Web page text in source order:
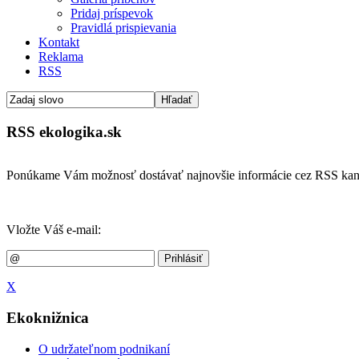
Pridaj príspevok
Pravidlá prispievania
Kontakt
Reklama
RSS
RSS ekologika.sk
Ponúkame Vám možnosť dostávať najnovšie informácie cez RSS
Vložte Váš e-mail:
X
Ekoknižnica
O udržateľnom podnikaní